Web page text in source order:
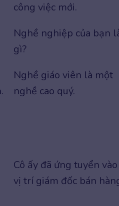
công việc mới.
Nghề nghiệp của bạn
gì?
Nghề giáo viên là một
nghề cao quý.
Cô ấy đã ứng tuyển vào
vị trí giám đốc bán